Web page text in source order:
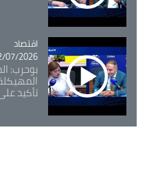
Catégorie
اقتصاد
22/07/2026 - 12:13
بوحرب:
تأكيد